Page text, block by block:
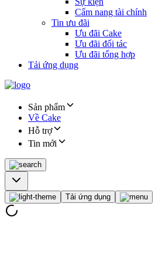
Cẩm nang tài chính
Tin ưu đãi
Ưu đãi Cake
Ưu đãi đối tác
Ưu đãi tổng hợp
Tải ứng dụng
Sản phẩm
Về Cake
Hỗ trợ
Tin mới
Tải ứng dụng